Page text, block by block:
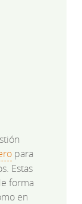
para
Estas
forma
en